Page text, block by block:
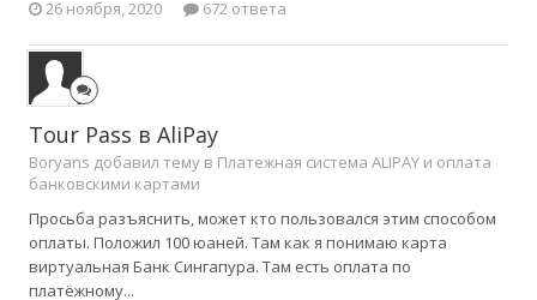
26 ноября, 2020
672 ответа
Tour Pass в AliPay
Boryans добавил тему в Платежная система ALIPAY и оплата
банковскими картами
Просьба разъяснить, может кто пользовался этим способом
оплаты. Положил 100 юаней. Там как я понимаю карта
виртуальная Банк Сингапура. Там есть оплата по
платёжному...